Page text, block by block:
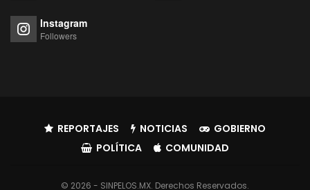
Instagram
Followers
REPORTAJES NOTICIAS
GOBIERNO
POLÍTICA
COMUNIDAD
© 2026 - SINPELOS.MX. Derechos Reservados.